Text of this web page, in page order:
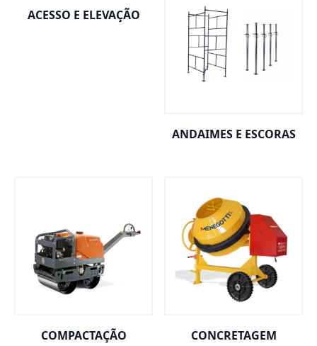
ACESSO E ELEVAÇÃO
ANDAIMES E ESCORAS
COMPACTAÇÃO CONCRETAGEM